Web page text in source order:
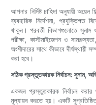
আপনার নির্দিষ্ট চাহিদা অনুযায়ী
ব্যবহারিক নির্দেশনা, প্রযুক্তিগত
থাকুন। পরবর্তী বিভাগগুলোতে সুনাম
পরীক্ষা, কাস্টমাইজেশন ও
অংশীদারের সাথে কীভাবে
করা হবে।
সঠিক প্রস্তুতকারক নির্বাচন: সুনাম,
একজন প্রস্তুতকারক নির্বাচন করার
মূল্যায়ন করতে হয়। একটি